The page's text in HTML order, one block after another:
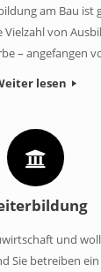
am Bau ist
von
– angefangen
lesen
und
Sie betreiben